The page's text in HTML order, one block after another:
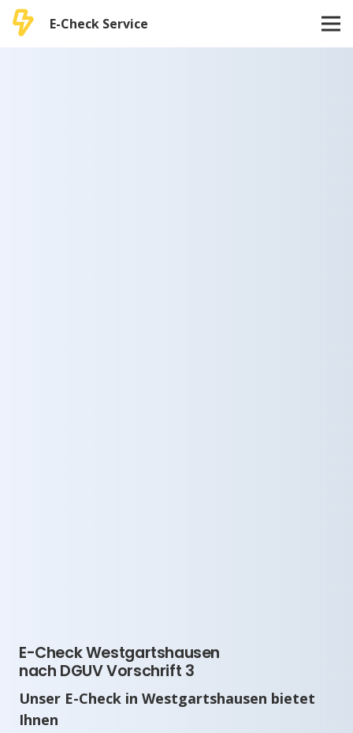
E-Check Service
E-Check Westgartshausen
nach DGUV Vorschrift 3
Unser E-Check in Westgartshausen bietet
Ihnen